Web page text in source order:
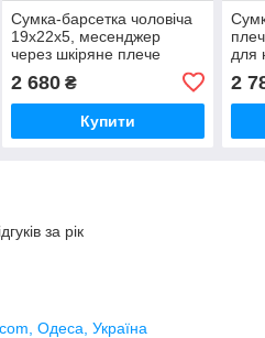
Сумка-барсетка чоловіча
19х22х5, месенджер
через шкіряне плече
чорний
2 680₴
Купити
для
IT-
2
за рік
Одеса, Україна